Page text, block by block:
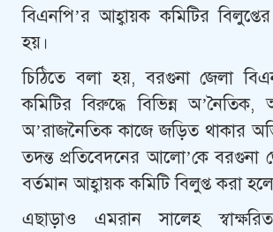
বিএনপি’র আহ্বায়ক কমিটির
হয়।
চিঠিতে বলা হয়, বরগুনা জেলা
কমিটির বিরুদ্ধে বিভিন্ন অ’নৈতিক,
অ’রাজনৈতিক কাজে জড়িত থাকার
তদন্ত প্রতিবেদনের আলো’কে বরগুনা
বর্তমান আহ্বায়ক কমিটি বিলুপ্ত করা
এছাড়াও এমরান সালেহ